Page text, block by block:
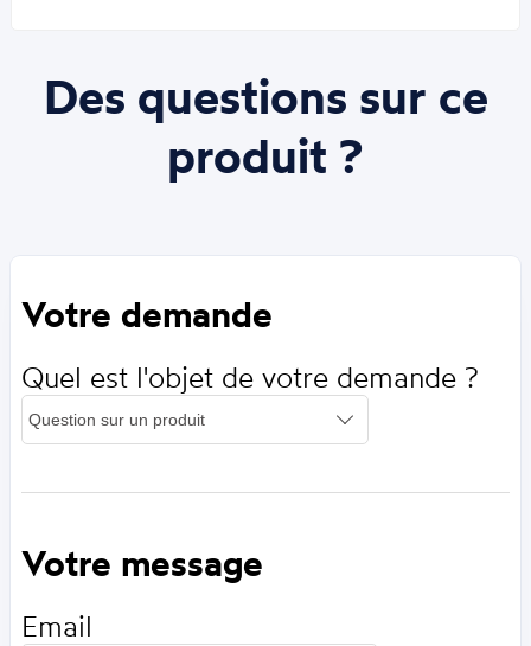
Des questions sur ce
produit ?
Votre demande
Quel est l'objet de votre demande ?
Votre message
Email